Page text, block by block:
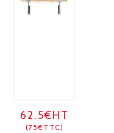
62.5€HT
(75€TTC)